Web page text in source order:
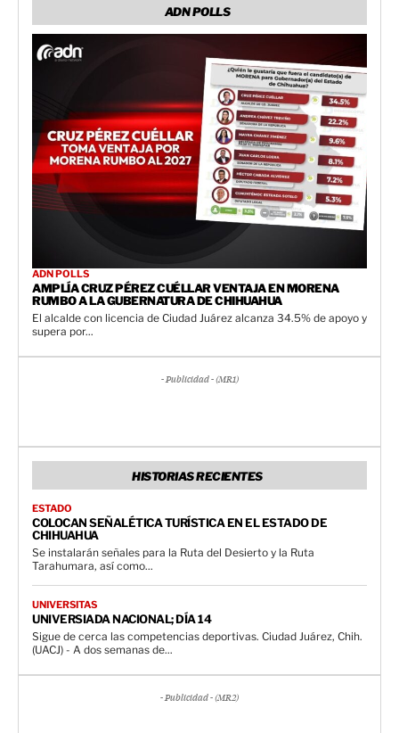
ADN POLLS
ADN POLLS
AMPLÍA CRUZ PÉREZ CUÉLLAR VENTAJA EN MORENA
RUMBO A LA GUBERNATURA DE CHIHUAHUA
El alcalde con licencia de Ciudad Juárez alcanza 34.5% de apoyo y
supera por...
- Publicidad - (MR1)
HISTORIAS RECIENTES
ESTADO
COLOCAN SEÑALÉTICA TURÍSTICA EN EL ESTADO DE
CHIHUAHUA
Se instalarán señales para la Ruta del Desierto y la Ruta
Tarahumara, así como...
UNIVERSITAS
UNIVERSIADA NACIONAL; DÍA 14
Sigue de cerca las competencias deportivas. Ciudad Juárez, Chih.
(UACJ) - A dos semanas de...
- Publicidad - (MR2)